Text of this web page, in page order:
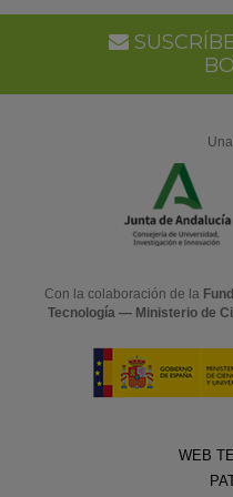
Con la colaboración de la
Tecnología — Ministerio de
WEB